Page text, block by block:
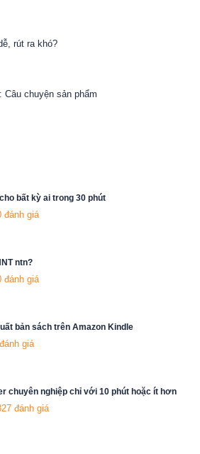
rút ra khó?
Câu chuyện sản phẩm
bất kỳ ai trong 30 phút
đánh giá
ntn?
đánh giá
bản sách trên Amazon Kindle
giá
chuyên nghiệp chỉ với 10 phút hoặc ít hơn
đánh giá